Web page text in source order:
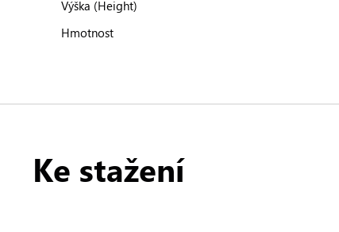
Výška (Height)
Hmotnost
Ke stažení